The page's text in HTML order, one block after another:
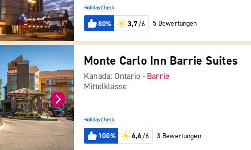
80% 3,7/6 5 Bewertungen
Monte Carlo Inn Barrie Suites
Kanada: Ontario - Barrie
Mittelklasse
100% 4,4/6 3 Bewertungen